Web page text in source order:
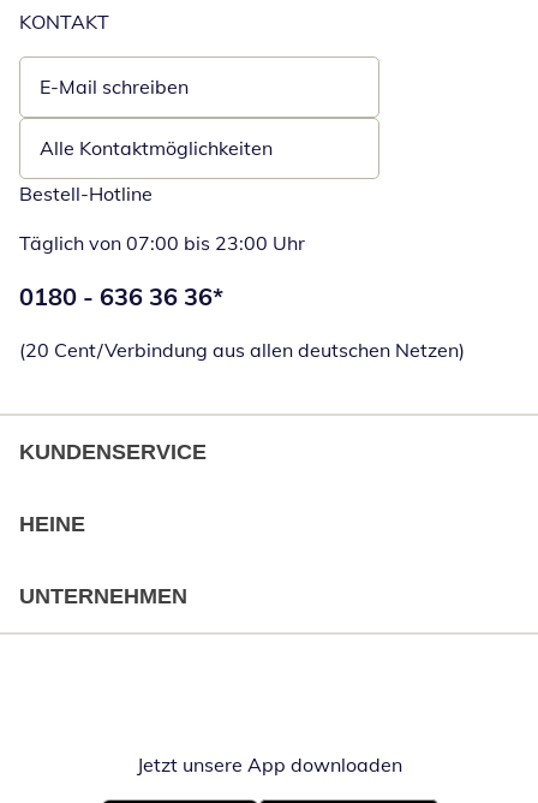
KONTAKT
E-Mail schreiben
Öffnet E-Mail-Client
Alle Kontaktmöglichkeiten
Bestell-Hotline
Täglich von 07:00 bis 23:00 Uhr
Telefonnummer:
0180 - 636 36 36*
(20 Cent/Verbindung aus allen deutschen Netzen)
KUNDENSERVICE
HEINE
UNTERNEHMEN
Jetzt unsere App downloadenÖffnet in